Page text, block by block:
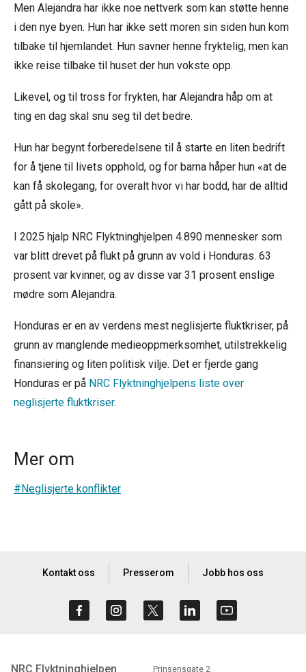
Men Alejandra har ikke noe nettverk som kan støtte henne
i den nye byen. Hun har ikke sett moren sin siden hun kom
tilbake til hjemlandet. Hun savner henne fryktelig, men kan
ikke reise tilbake til huset der hun vokste opp.
Likevel, og til tross for frykten, har Alejandra håp om at
ting en dag skal snu seg til det bedre.
Hun har begynt forberedelsene til å starte en liten bedrift
for å tjene til livets opphold, og for barna håper hun «at de
kan få skolegang, for overalt hvor vi har bodd, har de alltid
gått på skole».
I 2025 hjalp NRC Flyktninghjelpen 4.890 mennesker som
var blitt drevet på flukt på grunn av vold i Honduras. 63
prosent var kvinner, og av disse var 31 prosent enslige
mødre som Alejandra.
Honduras er en av verdens mest neglisjerte fluktkriser, på
grunn av manglende medieoppmerksomhet, utilstrekkelig
finansiering og liten politisk vilje. Det er fjerde gang
Honduras er på NRC Flyktninghjelpens liste over
neglisjerte fluktkriser.
Mer om
#Neglisjerte konflikter
Kontakt oss Presserom Jobb hos oss
NRC Flyktninghjelpen
Prinsensgate 2